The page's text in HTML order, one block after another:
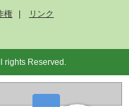
権
リンク
rights Reserved.